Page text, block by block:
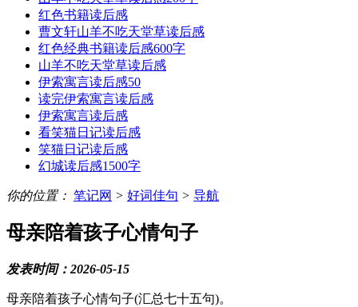
红色书籍读后感
曹文轩山羊不吃天堂草读后感
红色经典书籍读后感600字
山羊不吃天堂草读后感
伊索寓言读后感50
读完伊索寓言读后感
伊索寓言读后感
看笑猫日记读后感
笑猫日记读后感
幻城读后感1500字
你的位置： 笔记网 > 好词佳句 > 导航
母亲陪着孩子心情句子
发表时间：2026-05-15
母亲陪着孩子心情句子(汇总七十五句)。